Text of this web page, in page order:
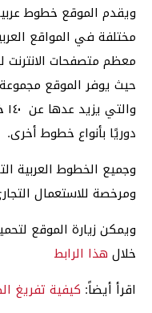
ويقدم الموقع خطوط
مختلفة في المواقع
معظم متصفحات الانترنت
حيث يوفر الموقع مجموعة
دوريًا بأنواع خطوط أخرى.
وجميع الخطوط العربية
ومرخصة للاستعمال
ويمكن زيارة الموقع
خلال هذا الرابط
اقرأ أيضاً: كيفية تفريغ